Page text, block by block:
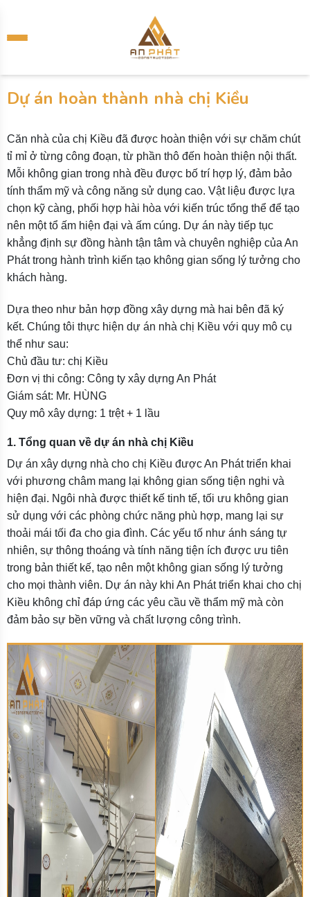
Dự án hoàn thành nhà chị Kiều
Căn nhà của chị Kiều đã được hoàn thiện với sự chăm chút
tỉ mỉ ở từng công đoạn, từ phần thô đến hoàn thiện nội thất.
Mỗi không gian trong nhà đều được bố trí hợp lý, đảm bảo
tính thẩm mỹ và công năng sử dụng cao. Vật liệu được lựa
chọn kỹ càng, phối hợp hài hòa với kiến trúc tổng thể để tạo
nên một tổ ấm hiện đại và ấm cúng. Dự án này tiếp tục
khẳng định sự đồng hành tận tâm và chuyên nghiệp của An
Phát trong hành trình kiến tạo không gian sống lý tưởng cho
khách hàng.
Dựa theo như bản hợp đồng xây dựng mà hai bên đã ký
kết. Chúng tôi thực hiện dự án nhà chị Kiều với quy mô cụ
thể như sau:
Chủ đầu tư: chị Kiều
Đơn vị thi công: Công ty xây dựng An Phát
Giám sát: Mr. HÙNG
Quy mô xây dựng: 1 trệt + 1 lầu
1. Tổng quan về dự án nhà chị Kiều
Dự án xây dựng nhà cho chị Kiều được An Phát triển khai
với phương châm mang lại không gian sống tiện nghi và
hiện đại. Ngôi nhà được thiết kế tinh tế, tối ưu không gian
sử dụng với các phòng chức năng phù hợp, mang lại sự
thoải mái tối đa cho gia đình. Các yếu tố như ánh sáng tự
nhiên, sự thông thoáng và tính năng tiện ích được ưu tiên
trong bản thiết kế, tạo nên một không gian sống lý tưởng
cho mọi thành viên. Dự án này khi An Phát triển khai cho chị
Kiều không chỉ đáp ứng các yêu cầu về thẩm mỹ mà còn
đảm bảo sự bền vững và chất lượng công trình.